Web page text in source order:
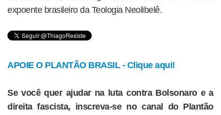
expoente brasileiro da Teologia Neolibelê.
APOIE O PLANTÃO BRASIL - Clique aqui!
Se você quer ajudar na luta contra Bolsonaro e a
direita fascista, inscreva-se no canal do Plantão